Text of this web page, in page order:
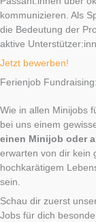
kommunizieren. Als
die Bedeutung der
aktive
Jetzt bewerben!
Ferienjob
Wie in allen Minijobs
bei uns einem
einen Minijob oder
erwarten von dir kein
hochkarätigem
sein.
Schau dir zuerst
Jobs für dich